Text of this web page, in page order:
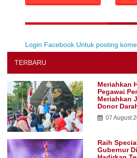
Login Facebook Untuk posting
TERBARU
Meriahkan
Pegawai
Meriahkan
Donor
07 August
Raih
Gubernur